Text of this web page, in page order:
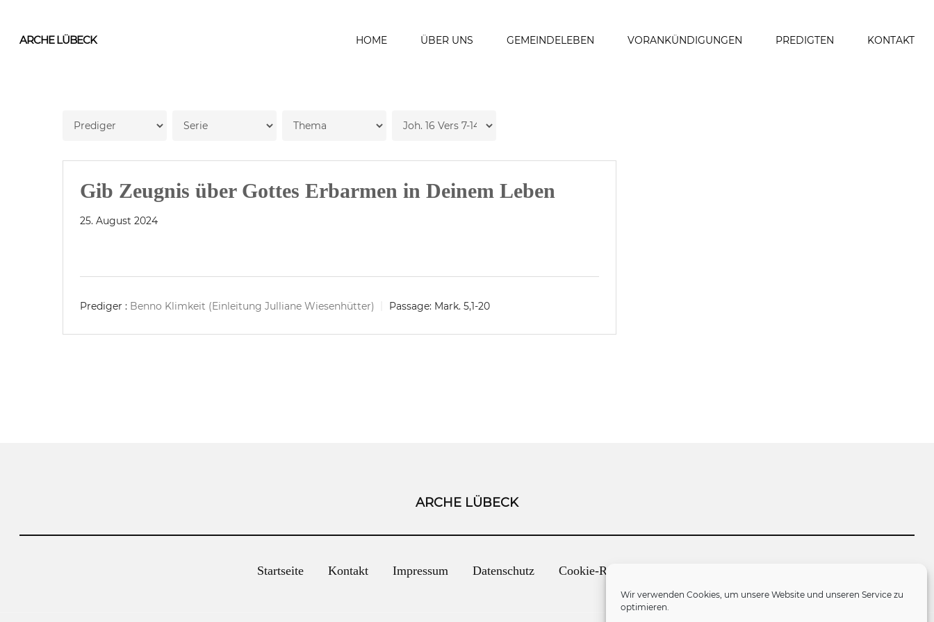
Wir verwenden Cookies, um unsere Website und unseren Service zu
optimieren.
ARCHE LÜBECK HOME ÜBER UNS GEMEINDELEBEN VORANKÜNDIGUNGEN PREDIGTEN KONTAKT
Gib Zeugnis über Gottes Erbarmen in Deinem Leben
25. August 2024
Prediger : Benno Klimkeit (Einleitung Julliane Wiesenhütter) Passage: Mark. 5,1-20
ARCHE LÜBECK
Startseite Kontakt Impressum Datenschutz Cookie-Richtlinie (EU)